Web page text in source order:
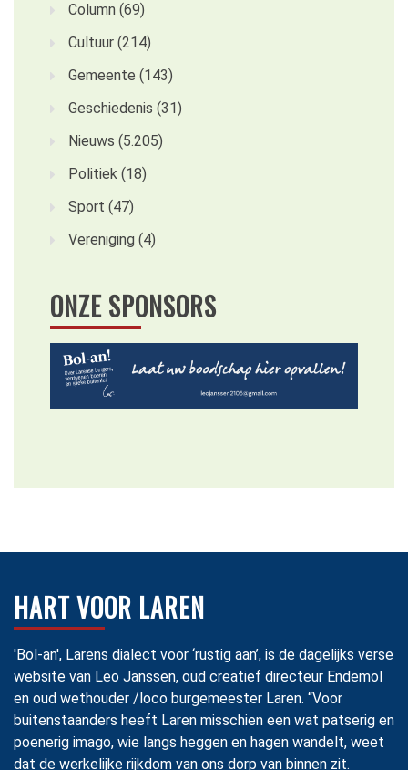
Column (69)
Cultuur (214)
Gemeente (143)
Geschiedenis (31)
Nieuws (5.205)
Politiek (18)
Sport (47)
Vereniging (4)
ONZE SPONSORS
HART VOOR LAREN
'Bol-an', Larens dialect voor ‘rustig aan’, is de dagelijks verse
website van Leo Janssen, oud creatief directeur Endemol
en oud wethouder /loco burgemeester Laren. “Voor
buitenstaanders heeft Laren misschien een wat patserig en
poenerig imago, wie langs heggen en hagen wandelt, weet
dat de werkelijke rijkdom van ons dorp van binnen zit.